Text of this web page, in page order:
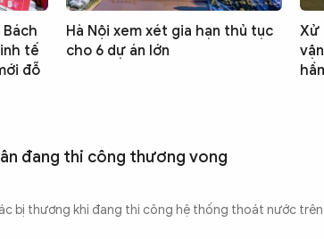
tế
đỗ
Hà Nội xem xét gia hạn thủ tục
cho 6 dự án lớn
Xử
đang thi công thương vong
bị thương khi đang thi công hệ thống thoát nước